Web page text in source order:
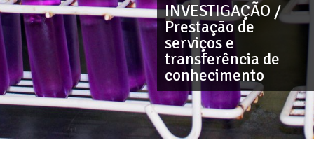
INVESTIGAÇÃO /
Prestação de
serviços e
transferência de
conhecimento